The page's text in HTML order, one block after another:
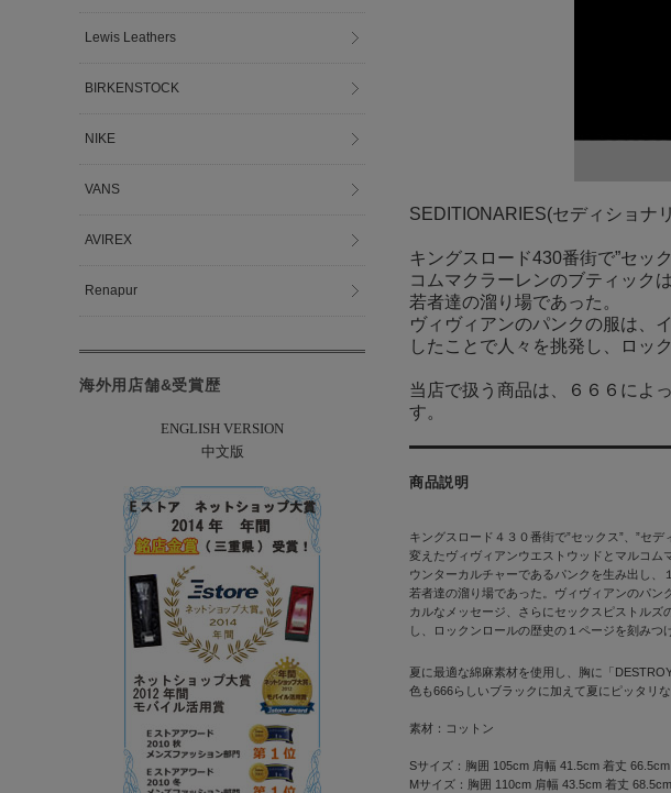
SEDITIONARIES(セディショナ
キングスロード430番街で”セッ
コムマクラーレンのブティック
若者達の溜り場であった。
ヴィヴィアンのパンクの服は、
したことで人々を挑発し、ロッ
当店で扱う商品は、６６６によ
す。
商品説明
キングスロード４３０番街で”セックス”、”セ
変えたヴィヴィアンウエストウッドとマルコム
ウンターカルチャーであるパンクを生み出し、
若者達の溜り場であった。ヴィヴィアンのパン
カルなメッセージ、さらにセックスピストルズ
し、ロックンロールの歴史の１ページを刻みつ
夏に最適な綿麻素材を使用し、胸に「
色も666らしいブラックに加えて夏にピッタリ
素材：コットン
Sサイズ：胸囲 105cm 肩幅 41.5cm 着丈
Mサイズ：胸囲 110cm 肩幅 43.5cm 着丈
Lewis Leathers
BIRKENSTOCK
NIKE
VANS
AVIREX
Renapur
海外用店舗&受賞歴
ENGLISH VERSION
中文版